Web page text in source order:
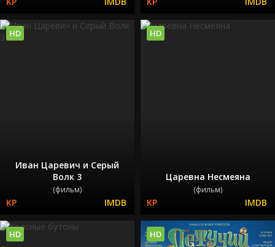
Иван Царевич и Серый
Волк 3
(фильм)
HD
Царевна Несмеяна
(фильм)
HD
HD HD